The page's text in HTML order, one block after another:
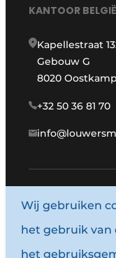
KANTOOR BELGIË
Kapellestraat
Gebouw G
8020
+32 50 36 81 70
© 1987
Wij gebruiken
het gebruik van
het